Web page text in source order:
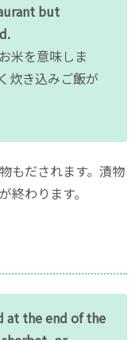
but
米を意味しま
炊き込みご飯が
もだされます。漬物
終わります。
at the end of the